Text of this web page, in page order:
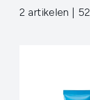
2 artikelen ,|